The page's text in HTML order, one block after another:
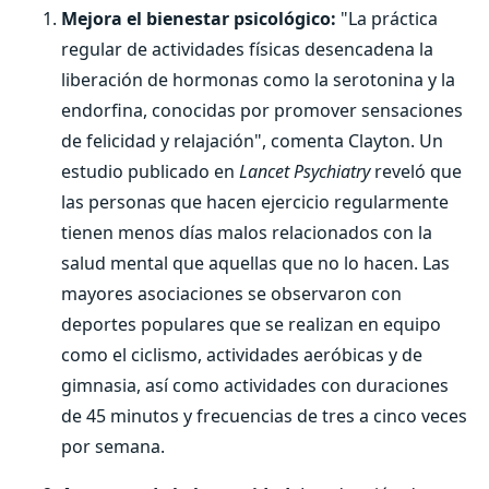
Mejora el bienestar psicológico: "La práctica
regular de actividades físicas desencadena la
liberación de hormonas como la serotonina y la
endorfina, conocidas por promover sensaciones
de felicidad y relajación", comenta Clayton. Un
estudio publicado en Lancet Psychiatryreveló que
las personas que hacen ejercicio regularmente
tienen menos días malos relacionados con la
salud mental que aquellas que no lo hacen. Las
mayores asociaciones se observaron con
deportes populares que se realizan en equipo
como el ciclismo, actividades aeróbicas y de
gimnasia, así como actividades con duraciones
de 45 minutos y frecuencias de tres a cinco veces
por semana.